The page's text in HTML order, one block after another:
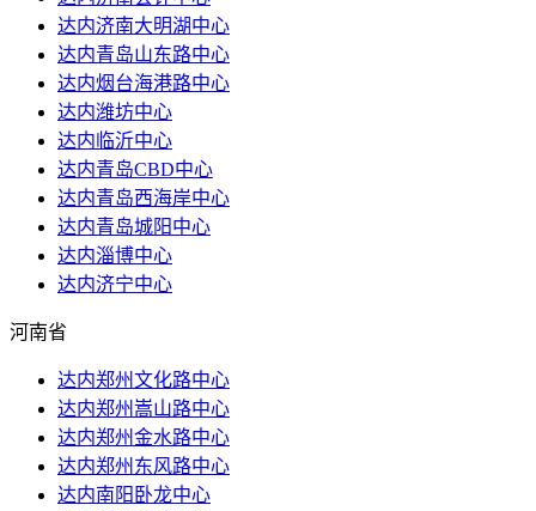
达内济南大明湖中心
达内青岛山东路中心
达内烟台海港路中心
达内潍坊中心
达内临沂中心
达内青岛CBD中心
达内青岛西海岸中心
达内青岛城阳中心
达内淄博中心
达内济宁中心
河南省
达内郑州文化路中心
达内郑州嵩山路中心
达内郑州金水路中心
达内郑州东风路中心
达内南阳卧龙中心